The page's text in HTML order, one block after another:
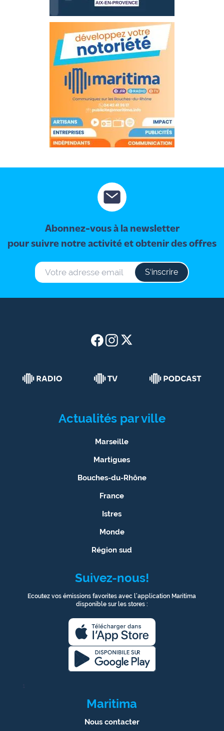
Abonnez-vous à la newsletter
pour suivre notre activité et obtenir des offres
S‘inscrire
Actualités par ville
Marseille
Martigues
Bouches-du-Rhône
France
Istres
Monde
Région sud
Suivez-nous!
Ecoutez vos émissions favorites avec l’application Maritima
disponible sur les stores :
1
Maritima
Nous contacter